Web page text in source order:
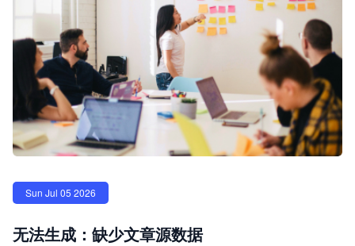
Sun Jul 05 2026
无法生成：缺少文章源数据